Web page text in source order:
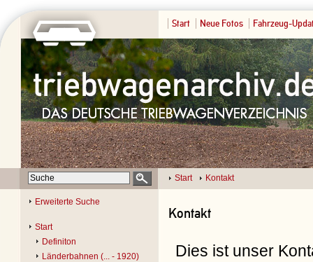
Start Neue Fotos Fahrzeug-
Start Kontakt
Erweiterte Suche
Start
Definiton
Länderbahnen (... - 1920)
Kontakt
Dies ist unser